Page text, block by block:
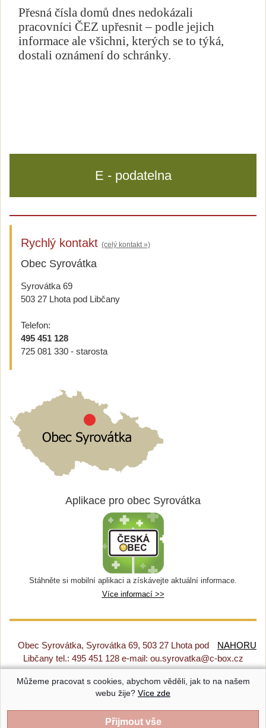
Přesná čísla domů dnes nedokázali
pracovníci ČEZ upřesnit – podle jejich
informace ale všichni, kterých se to týká,
dostali oznámení do schránky.
E - podatelna
Rychlý kontakt (celý kontakt »)
Obec Syrovátka
Syrovátka 69
503 27 Lhota pod Libčany
Telefon:
495 451 128
725 081 330 - starosta
Aplikace pro obec Syrovátka
Stáhněte si mobilní aplikaci a získávejte aktuální informace.
Více informací >>
NAHORU
Obec Syrovátka, Syrovátka 69, 503 27 Lhota pod
Libčany tel.: 495 451 128 e-mail: ou.syrovatka@c-box.cz
Prohlášení o přístupnosti|Původní web|Nastavení cookies
Můžeme pracovat s cookies, abychom věděli, jak to na našem
webu žije? Více zde